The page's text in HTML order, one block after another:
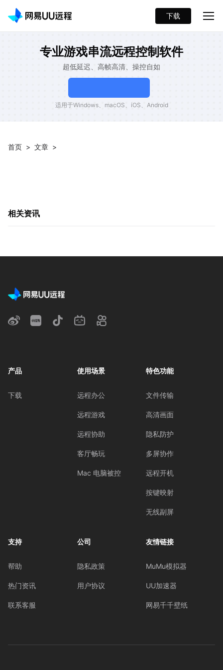
下载
专业游戏串流远程控制软件
超低延迟、高帧高清、操控自如
适用于Windows、macOS、iOS、Android
首页 > 文章 >
相关资讯
产品
下载
使用场景
远程办公
远程游戏
远程协助
客厅畅玩
Mac 电脑被控
特色功能
文件传输
高清画面
隐私防护
多屏协作
远程开机
按键映射
无线副屏
支持
帮助
热门资讯
联系客服
公司
隐私政策
用户协议
友情链接
MuMu模拟器
UU加速器
网易千千壁纸